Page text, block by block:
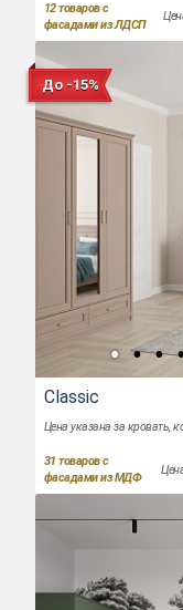
12товаров с
фасадами из ЛДСП
До -15%
Classic
Цена указана за кровать,
31 товаров с
фасадами из МДФ